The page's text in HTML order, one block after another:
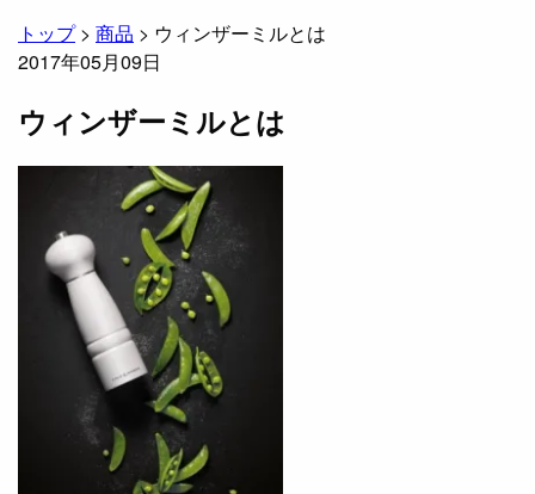
トップ> 商品 > ウィンザーミルとは
2017年05月09日
ウィンザーミルとは